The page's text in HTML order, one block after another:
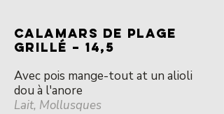
CALAMARS DE PLAGE
grillé – 14,5
Avec pois mange-tout at un alioli
dou à l'anore
Lait, Mollusques